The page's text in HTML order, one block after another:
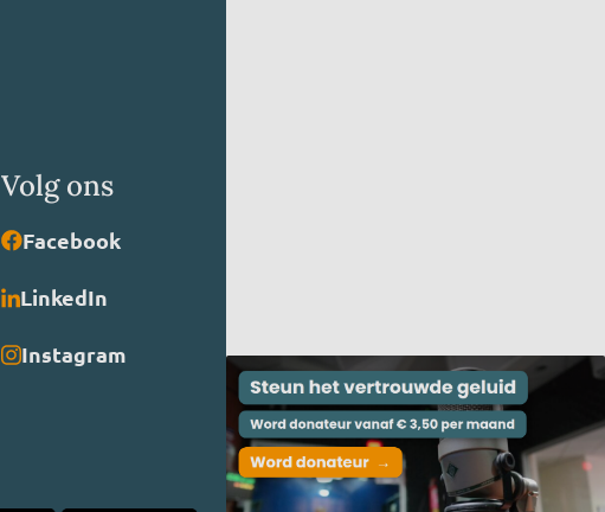
Volg ons
Facebook
LinkedIn
Instagram